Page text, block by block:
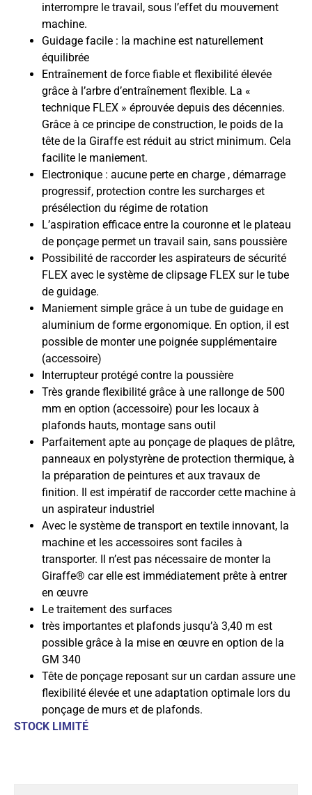
interrompre le travail, sous l’effet du mouvement
machine.
Guidage facile : la machine est naturellement
équilibrée
Entraînement de force fiable et flexibilité élevée
grâce à l’arbre d’entraînement flexible. La «
technique FLEX » éprouvée depuis des décennies.
Grâce à ce principe de construction, le poids de la
tête de la Giraffe est réduit au strict minimum. Cela
facilite le maniement.
Electronique : aucune perte en charge , démarrage
progressif, protection contre les surcharges et
présélection du régime de rotation
L’aspiration efficace entre la couronne et le plateau
de ponçage permet un travail sain, sans poussière
Possibilité de raccorder les aspirateurs de sécurité
FLEX avec le système de clipsage FLEX sur le tube
de guidage.
Maniement simple grâce à un tube de guidage en
aluminium de forme ergonomique. En option, il est
possible de monter une poignée supplémentaire
(accessoire)
Interrupteur protégé contre la poussière
Très grande flexibilité grâce à une rallonge de 500
mm en option (accessoire) pour les locaux à
plafonds hauts, montage sans outil
Parfaitement apte au ponçage de plaques de plâtre,
panneaux en polystyrène de protection thermique, à
la préparation de peintures et aux travaux de
finition. Il est impératif de raccorder cette machine à
un aspirateur industriel
Avec le système de transport en textile innovant, la
machine et les accessoires sont faciles à
transporter. Il n’est pas nécessaire de monter la
Giraffe® car elle est immédiatement prête à entrer
en œuvre
Le traitement des surfaces
très importantes et plafonds jusqu’à 3,40 m est
possible grâce à la mise en œuvre en option de la
GM 340
Tête de ponçage reposant sur un cardan assure une
flexibilité élevée et une adaptation optimale lors du
ponçage de murs et de plafonds.
STOCK LIMITÉ